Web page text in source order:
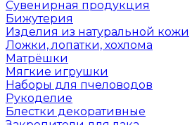
Сувенирная продукция
Бижутерия
Изделия из натуральной кожи
Ложки, лопатки, хохлома
Матрёшки
Мягкие игрушки
Наборы для пчеловодов
Рукоделие
Блестки декоративные